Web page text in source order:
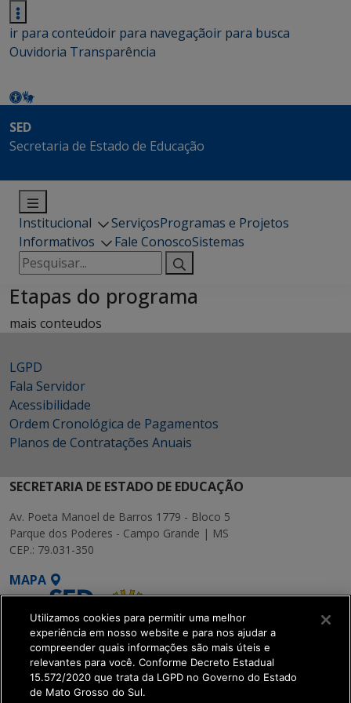
ir para conteúdoir para navegaçãoir para busca
Ouvidoria Transparência
SED
Secretaria de Estado de Educação
Institucional ServiçosProgramas e Projetos
Informativos
Fale ConoscoSistemas
Pesquisar
por:
Etapas do programa
mais conteudos
LGPD
Fala Servidor
Acessibilidade
Ordem Cronológica de Pagamentos
Planos de Contratações Anuais
SECRETARIA DE ESTADO DE EDUCAÇÃO
Av. Poeta Manoel de Barros 1779 - Bloco 5
Parque dos Poderes - Campo Grande | MS
CEP.: 79.031-350
MAPA
SETDIG | Secretaria-
Utilizamos cookies para permitir uma melhor
experiência em nosso website e para nos ajudar a
compreender quais informações são mais úteis e
relevantes para você. Conforme Decreto Estadual
15.572/2020 que trata da LGPD no Governo do Estado
de Mato Grosso do Sul.